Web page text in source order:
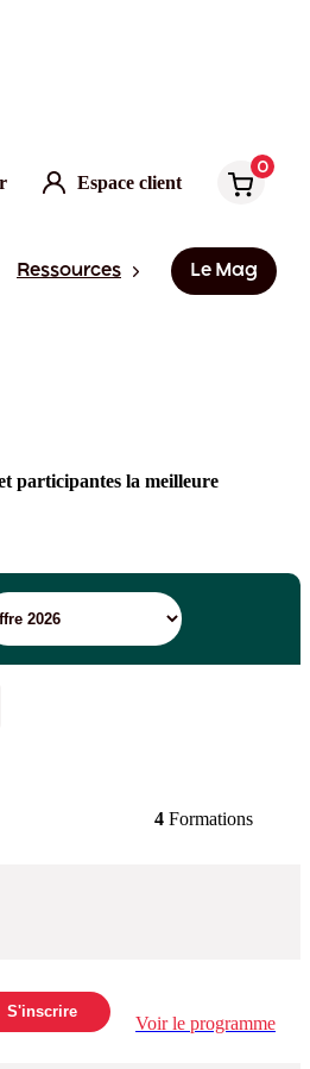
Espace client
0
Ressources Le Mag
participantes la meilleure
4 Formations
S'inscrire
Voir le programme